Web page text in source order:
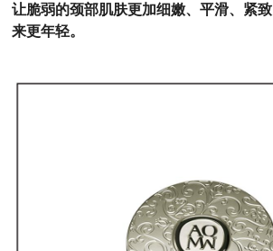
让脆弱的颈部肌肤更加细嫩、平滑、紧
来更年轻。